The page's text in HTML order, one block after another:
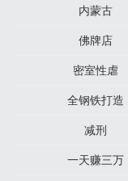
内蒙古
佛牌店
密室性虐
全钢铁打造
减刑
一天赚三万